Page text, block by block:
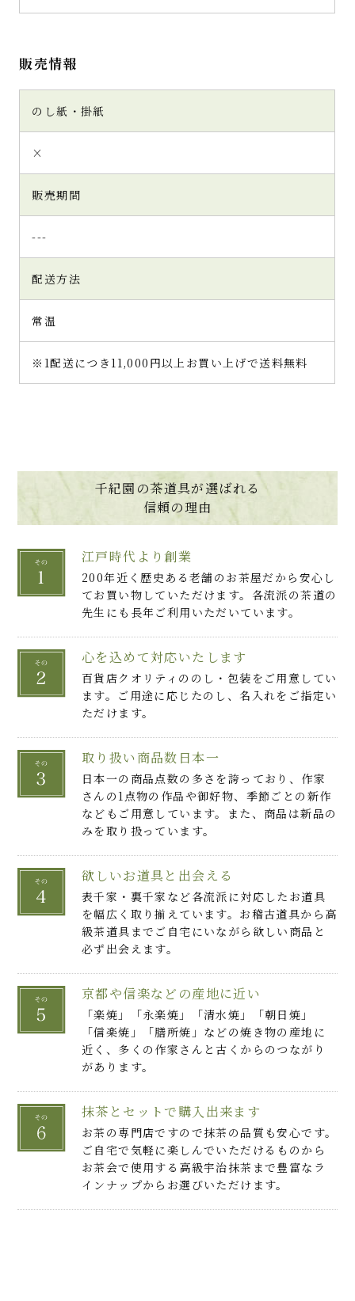
販売情報
のし紙・掛紙
×
販売期間
---
配送方法
常温
※1配送につき11,000円以上お買い上げで送料無料
千紀園の茶道具が選ばれる
信頼の理由
江戸時代より創業
200年近く歴史ある老舗のお茶屋だから安心し
てお買い物していただけます。各流派の茶道の
先生にも長年ご利用いただいています。
心を込めて対応いたします
百貨店クオリティののし・包装をご用意してい
ます。ご用途に応じたのし、名入れをご指定い
ただけます。
取り扱い商品数日本一
日本一の商品点数の多さを誇っており、作家
さんの1点物の作品や御好物、季節ごとの新作
などもご用意しています。また、商品は新品の
みを取り扱っています。
欲しいお道具と出会える
表千家・裏千家など各流派に対応したお道具
を幅広く取り揃えています。お稽古道具から高
級茶道具までご自宅にいながら欲しい商品と
必ず出会えます。
京都や信楽などの産地に近い
「楽焼」「永楽焼」「清水焼」「朝日焼」
「信楽焼」「膳所焼」などの焼き物の産地に
近く、多くの作家さんと古くからのつながり
があります。
抹茶とセットで購入出来ます
お茶の専門店ですので抹茶の品質も安心です。
ご自宅で気軽に楽しんでいただけるものから
お茶会で使用する高級宇治抹茶まで豊富なラ
インナップからお選びいただけます。